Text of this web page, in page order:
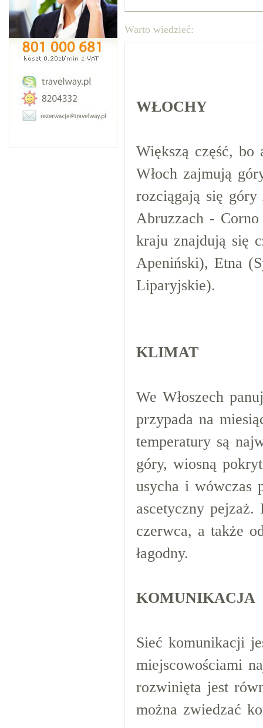
Warto wiedzieć:
WŁOCHY
Większą część, bo
Włoch zajmują
rozciągają się
Abruzzach -
kraju znajdują się
Apeniński), Etna
Liparyjskie).
KLIMAT
We Włoszech
przypada na
temperatury są
góry, wiosną
usycha i wówczas
ascetyczny
czerwca, a także
łagodny.
KOMUNIKACJA
Sieć komunikacji
miejscowościami
rozwinięta jest
można zwiedzać